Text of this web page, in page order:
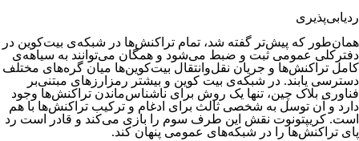
ردیابی‌پذیری
همان‌طور که پیش‌تر گفته شد، تمام تراکنش‌ها در شبکه‌ی بیت‌کوین در
دفترکلی عمومی ثبت و ضبط می‌شود و همگان می‌توانند به سیاهه‌ی
کامل تراکنش‌ها و جریان نقل‌وانتقال بیت‌کوین‌ها میان گره‌های مختلف
دسترسی یابند. در شبکه‌ی بیت کوین و بیشتر رمزارزهای مبتنی‌بر
فناوری بلاک چین، تنها یک روش برای ناشناس‌ماندن تراکنش‌ها وجود
دارد و آن توسل به شخصی ثالث برای ادغام و ترکیب تراکنش‌ها با هم
است. کریپتونوت نقش این طرف سوم را بازی می‌کند و قادر است رد
پای تراکنش‌ها را در شبکه‌های عمومی پنهان کند.